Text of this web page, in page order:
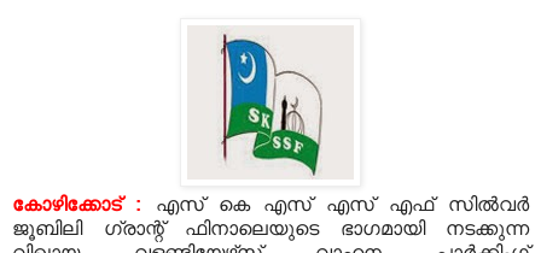
കോഴിക്കോട് : എസ് കെ എസ് എസ് എഫ് സില്‍വര്‍
ജൂബിലി ഗ്രാന്റ് ഫിനാലെയുടെ ഭാഗമായി നടക്കുന്ന